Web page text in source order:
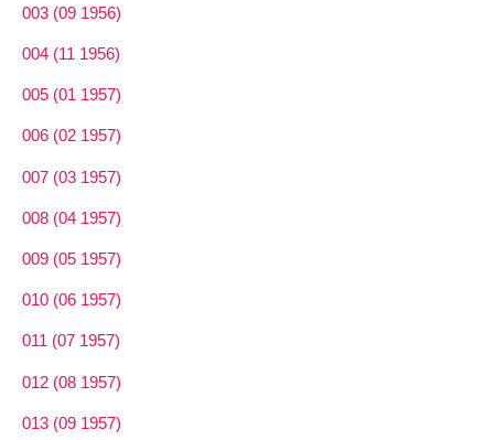
003 (09 1956)
004 (11 1956)
005 (01 1957)
006 (02 1957)
007 (03 1957)
008 (04 1957)
009 (05 1957)
010 (06 1957)
011 (07 1957)
012 (08 1957)
013 (09 1957)